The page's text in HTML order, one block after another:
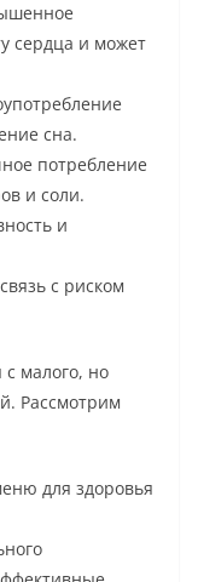
сердца и может
сна.
потребление
и соли.
и
с риском
малого, но
Рассмотрим
для здоровья